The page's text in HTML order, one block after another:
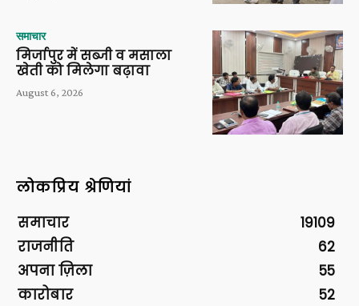
समाचार
मिर्जापुर में सब्जी व मसाला
खेती को मिलेगा बढ़ावा
August 6, 2026
लोकप्रिय श्रेणियां
समाचार
19109
राजनीति
62
अपना ज़िला
55
कारोबार
52